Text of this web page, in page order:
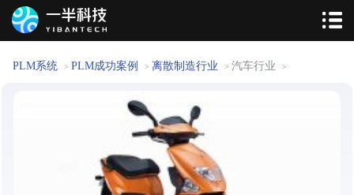
PLM系统 > PLM成功案例 > 离散制造行业 > 汽车行业 >